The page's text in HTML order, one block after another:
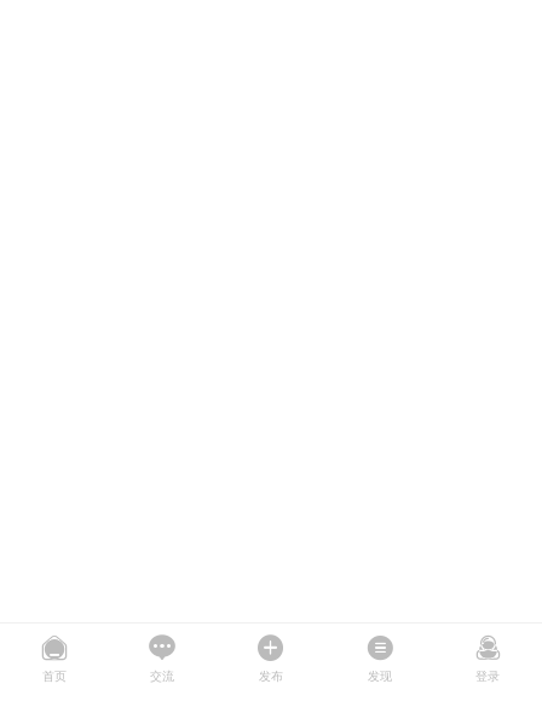
首页 交流 发布 发现 登录